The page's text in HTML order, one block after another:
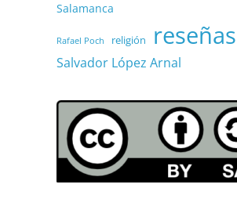
Salamanca
Rafael Poch religión reseñas
Salvador López Arnal